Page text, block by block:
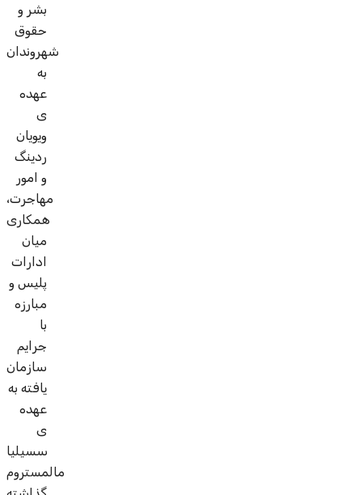
بشر و
حقوق
شهروندان
به
عهده
ی
ویویان
ردینگ
و امور
مهاجرت،
همکاری
میان
ادارات
پلیس و
مبارزه
با
جرایم
سازمان
یافته به
عهده
ی
سسیلیا
مالمستروم